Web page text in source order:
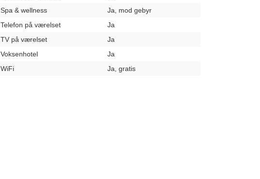
Spa & wellness
Ja, mod gebyr
Telefon på værelset
Ja
TV på værelset
Ja
Voksenhotel
Ja
WiFi
Ja, gratis